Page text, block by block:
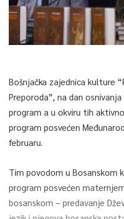
Bošnjačka zajednica kulture
Preporoda”, na dan
program a u okviru tih
program posvećen
februaru.
Tim povodom u Bosanskom
program posvećen
bosanskom – predavanje